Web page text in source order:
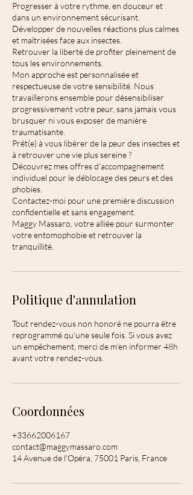
Progresser à votre rythme, en douceur et
dans un environnement sécurisant.
Développer de nouvelles réactions plus calmes
et maîtrisées face aux insectes.
Retrouver la liberté de profiter pleinement de
tous les environnements.
Mon approche est personnalisée et
respectueuse de votre sensibilité. Nous
travaillerons ensemble pour désensibiliser
progressivement votre peur, sans jamais vous
brusquer ni vous exposer de manière
traumatisante.
Prêt(e) à vous libérer de la peur des insectes et
à retrouver une vie plus sereine ?
Découvrez mes offres d'accompagnement
individuel pour le déblocage des peurs et des
phobies.
Contactez-moi pour une première discussion
confidentielle et sans engagement.
Maggy Massaro, votre alliée pour surmonter
votre entomophobie et retrouver la
tranquillité.
Politique d'annulation
Tout rendez-vous non honoré ne pourra être
reprogrammé qu’une seule fois. Si vous avez
un empêchement, merci de m’en informer 48h
avant votre rendez-vous.
Coordonnées
+33662006167
contact@maggymassaro.com
14 Avenue de l'Opéra, 75001 Paris, France